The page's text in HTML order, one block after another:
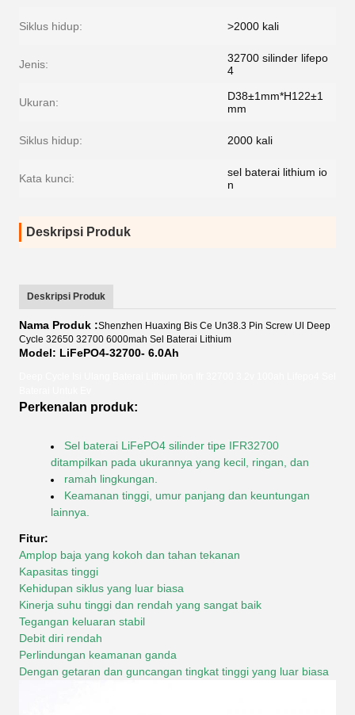
Siklus hidup: >2000 kali
Jenis:
32700 silinder lifepo
4
Ukuran:
D38±1mm*H122±1
mm
Siklus hidup: 2000 kali
Kata kunci:
sel baterai lithium io
n
Deskripsi Produk
Deskripsi Produk
Nama Produk :Shenzhen Huaxing Bis Ce Un38.3 Pin Screw Ul Deep
Cycle 32650 32700 6000mah Sel Baterai Lithium
Model: LiFePO4-32700- 6.0Ah
Perkenalan produk:
Sel baterai LiFePO4 silinder tipe IFR32700
ditampilkan pada ukurannya yang kecil, ringan, dan
ramah lingkungan.
Keamanan tinggi, umur panjang dan keuntungan
lainnya.
Fitur:
Amplop baja yang kokoh dan tahan tekanan
Kapasitas tinggi
Kehidupan siklus yang luar biasa
Kinerja suhu tinggi dan rendah yang sangat baik
Tegangan keluaran stabil
Debit diri rendah
Perlindungan keamanan ganda
Dengan getaran dan guncangan tingkat tinggi yang luar biasa